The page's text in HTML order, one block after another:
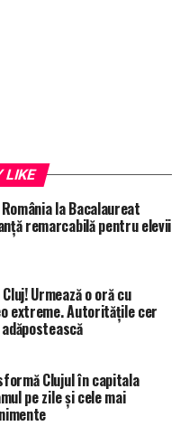
LIKE
la Bacalaureat
remarcabilă pentru elevii
Urmează o oră cu
extreme. Autoritățile cer
Clujul în capitala
pe zile și cele mai